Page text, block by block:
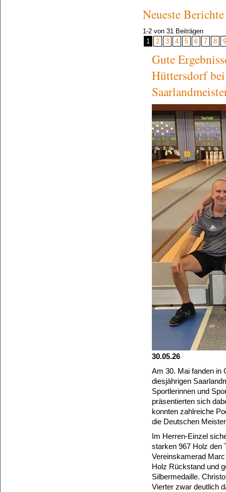
Neueste Berichte
1-2 von 31 Beiträgen
1
2 3 4 5 6 7 8 9
Gute
Hüttersdorf
30.05.26
Am 30. Mai fanden in
diesjährigen
Sportlerinnen und
präsentierten sich
konnten zahlreiche
die Deutschen
Im Herren-Einzel
starken 967 Holz den
Vereinskamerad
Holz Rückstand und
Silbermedaille.
Vierter zwar deutlich